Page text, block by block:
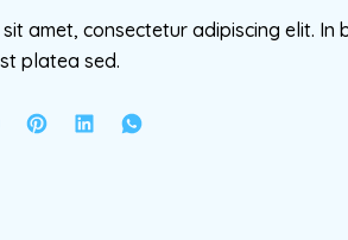
amet, consectetur adipiscing elit. In
platea sed.